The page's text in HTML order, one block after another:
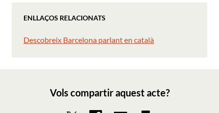
ENLLAÇOS RELACIONATS
Descobreix Barcelona parlant en català
Vols compartir aquest acte?